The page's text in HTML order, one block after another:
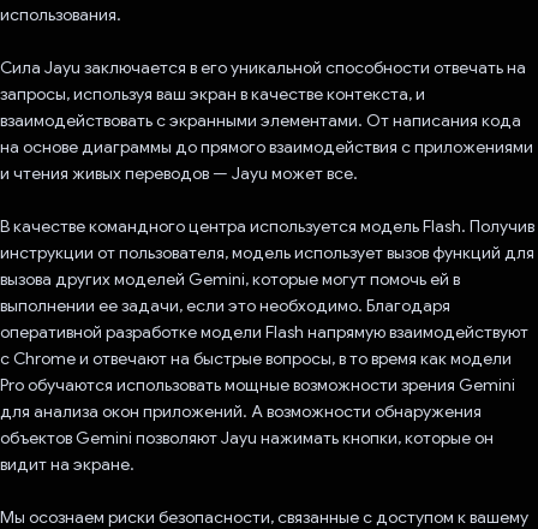
использования.
Сила Jayu заключается в его уникальной способности отвечать на
запросы, используя ваш экран в качестве контекста, и
взаимодействовать с экранными элементами. От написания кода
на основе диаграммы до прямого взаимодействия с приложениями
и чтения живых переводов — Jayu может все.
В качестве командного центра используется модель Flash. Получив
инструкции от пользователя, модель использует вызов функций для
вызова других моделей Gemini, которые могут помочь ей в
выполнении ее задачи, если это необходимо. Благодаря
оперативной разработке модели Flash напрямую взаимодействуют
с Chrome и отвечают на быстрые вопросы, в то время как модели
Pro обучаются использовать мощные возможности зрения Gemini
для анализа окон приложений. А возможности обнаружения
объектов Gemini позволяют Jayu нажимать кнопки, которые он
видит на экране.
Мы осознаем риски безопасности, связанные с доступом к вашему